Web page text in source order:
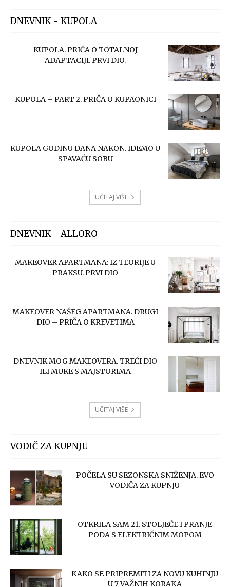
DNEVNIK - KUPOLA
KUPOLA. PRIČA O TOTALNOJ
ADAPTACIJI. PRVI DIO.
KUPOLA – PART 2. PRIČA O KUPAONICI
KUPOLA GODINU DANA NAKON. IDEMO U
SPAVAĆU SOBU
UČITAJ VIŠE
DNEVNIK - ALLORO
MAKEOVER APARTMANA: IZ TEORIJE U
PRAKSU. PRVI DIO
MAKEOVER NAŠEG APARTMANA. DRUGI
DIO – PRIČA O KREVETIMA
DNEVNIK MOG MAKEOVERA. TREĆI DIO
ILI MUKE S MAJSTORIMA
UČITAJ VIŠE
VODIČ ZA KUPNJU
POČELA SU SEZONSKA SNIŽENJA. EVO
VODIČA ZA KUPNJU
OTKRILA SAM 21. STOLJEĆE I PRANJE
PODA S ELEKTRIČNIM MOPOM
KAKO SE PRIPREMITI ZA NOVU KUHINJU
U 7 VAŽNIH KORAKA